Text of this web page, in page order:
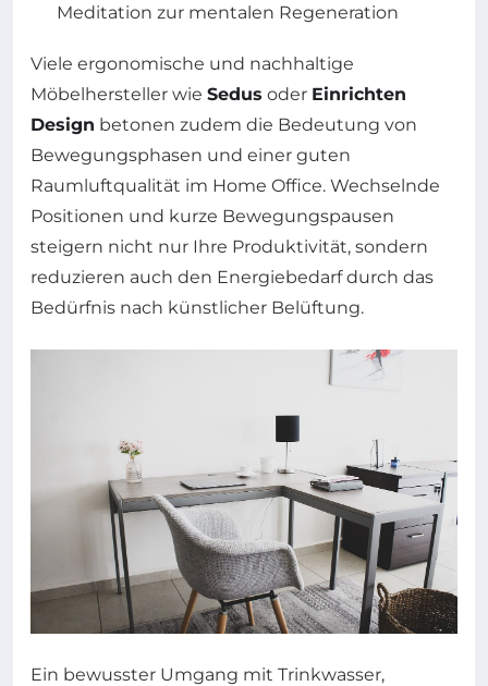
Meditation zur mentalen Regeneration
Viele ergonomische und nachhaltige
Möbelhersteller wie Sedus oder Einrichten
Design betonen zudem die Bedeutung von
Bewegungsphasen und einer guten
Raumluftqualität im Home Office. Wechselnde
Positionen und kurze Bewegungspausen
steigern nicht nur Ihre Produktivität, sondern
reduzieren auch den Energiebedarf durch das
Bedürfnis nach künstlicher Belüftung.
Ein bewusster Umgang mit Trinkwasser,